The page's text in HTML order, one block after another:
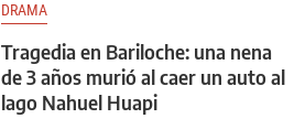
DRAMA
Tragedia en Bariloche: una nena
de 3 años murió al caer un auto al
lago Nahuel Huapi